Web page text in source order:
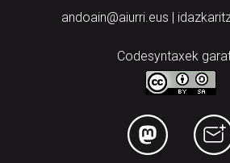
andoain@aiurri.eus |
Codesyntaxek